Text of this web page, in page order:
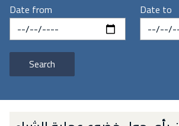
Date from
Date to
Search